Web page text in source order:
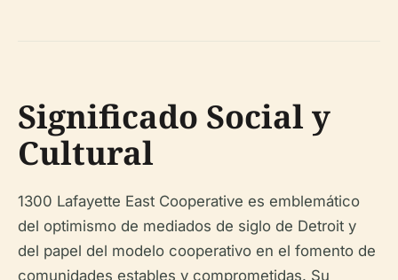
Significado Social y
Cultural
1300 Lafayette East Cooperative es emblemático
del optimismo de mediados de siglo de Detroit y
del papel del modelo cooperativo en el fomento de
comunidades estables y comprometidas. Su